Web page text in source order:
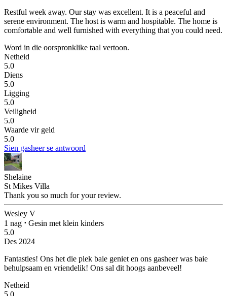
Restful week away. Our stay was excellent. It is a peaceful and
serene environment. The host is warm and hospitable. The home is
comfortable and well furnished with everything that you could need.
Word in die oorspronklike taal vertoon.
Netheid
5.0
Diens
5.0
Ligging
5.0
Veiligheid
5.0
Waarde vir geld
5.0
Sien gasheer se antwoord
Shelaine
St Mikes Villa
Thank you so much for your review.
Wesley V
1 nag ⋅ Gesin met klein kinders
5.0
Des 2024
Fantasties! Ons het die plek baie geniet en ons gasheer was baie
behulpsaam en vriendelik! Ons sal dit hoogs aanbeveel!
Netheid